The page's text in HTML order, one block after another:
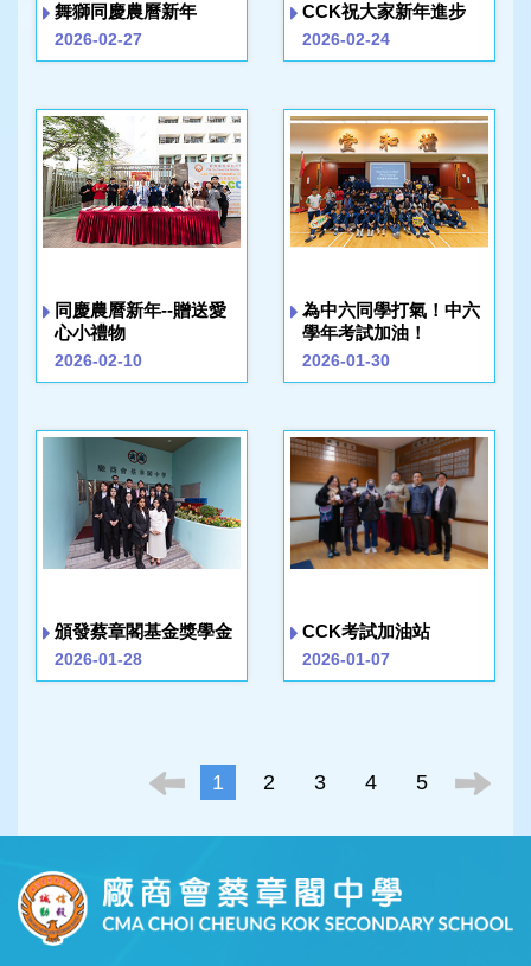
舞獅同慶農曆新年
2026-02-27
CCK祝大家新年進步
2026-02-24
同慶農曆新年--贈送愛
心小禮物
2026-02-10
為中六同學打氣！中六
學年考試加油！
2026-01-30
頒發蔡章閣基金獎學金
2026-01-28
CCK考試加油站
2026-01-07
1 2 3 4 5